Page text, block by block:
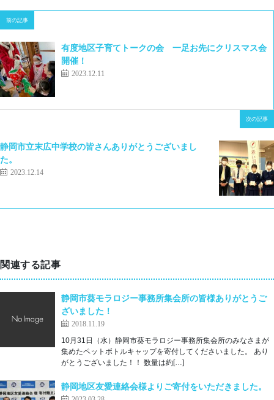
前の記事
有度地区子育てトークの会 一足お先にクリスマス会
開催！
2023.12.11
次の記事
静岡市立末広中学校の皆さんありがとうございまし
た。
2023.12.14
関連する記事
静岡市葵モラロジー事務所集会所の皆様ありがとうご
ざいました！
2018.11.19
10月31日（水）静岡市葵モラロジー事務所集会所のみなさまが
集めたペットボトルキャップを寄付してくださいました。 あり
がとうございました！！ 数量は約[…]
静岡地区友愛連絡会様よりご寄付をいただきました。